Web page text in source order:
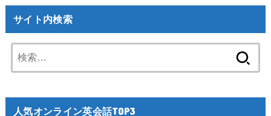
サイト内検索
索:
人気オンライン英会話TOP3